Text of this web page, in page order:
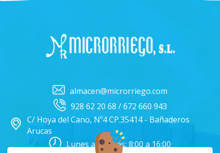
almacen@microrriego.com
928 62 20 68 / 672 660 943
C/ Hoya del Cano, Nº4 CP.35414 - Bañaderos
Arucas
Lunes a Viernes: 8:00 a 16:00